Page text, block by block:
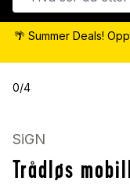
🌴 Summer Deals!
0/4
SiGN
Trådløs